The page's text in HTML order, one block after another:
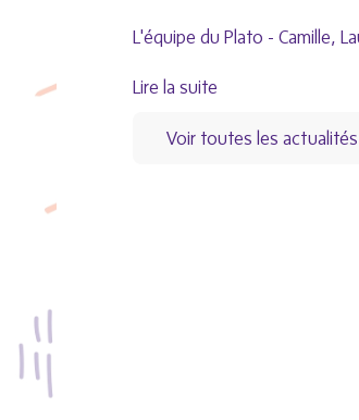
L'équipe du Plato - Camille,
Lire la suite
Voir toutes les actualités